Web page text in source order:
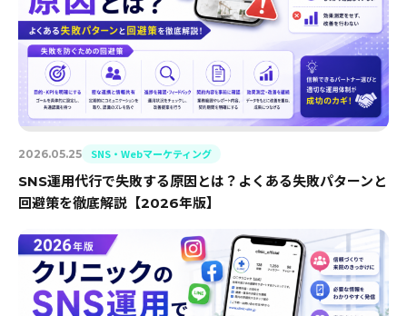
2026.05.25 SNS・Webマーケティング
SNS運用代行で失敗する原因とは？よくある失敗パターンと
回避策を徹底解説【2026年版】